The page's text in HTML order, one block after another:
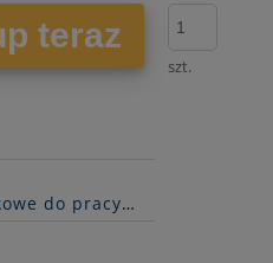
teraz
szt.
do pracy i nauki